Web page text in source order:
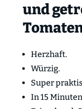
und
Herzhaft.
Würzig.
Super
In 15